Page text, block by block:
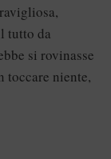
tutto da
si rovinasse
toccare niente,